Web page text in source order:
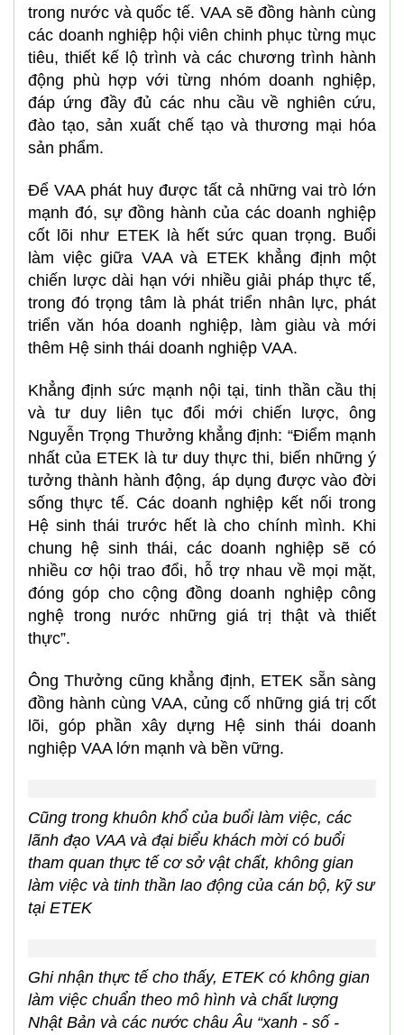
trong nước và quốc tế. VAA sẽ đồng hành cùng
các doanh nghiệp hội viên chinh phục từng mục
tiêu, thiết kế lộ trình và các chương trình hành
động phù hợp với từng nhóm doanh nghiệp,
đáp ứng đầy đủ các nhu cầu về nghiên cứu,
đào tạo, sản xuất chế tạo và thương mại hóa
sản phẩm.
Để VAA phát huy được tất cả những vai trò lớn
mạnh đó, sự đồng hành của các doanh nghiệp
cốt lõi như ETEK là hết sức quan trọng. Buổi
làm việc giữa VAA và ETEK khẳng định một
chiến lược dài hạn với nhiều giải pháp thực tế,
trong đó trọng tâm là phát triển nhân lực, phát
triển văn hóa doanh nghiệp, làm giàu và mới
thêm Hệ sinh thái doanh nghiệp VAA.
Khẳng định sức mạnh nội tại, tinh thần cầu thị
và tư duy liên tục đổi mới chiến lược, ông
Nguyễn Trọng Thưởng khẳng định: “Điểm mạnh
nhất của ETEK là tư duy thực thi, biến những ý
tưởng thành hành động, áp dụng được vào đời
sống thực tế. Các doanh nghiệp kết nối trong
Hệ sinh thái trước hết là cho chính mình. Khi
chung hệ sinh thái, các doanh nghiệp sẽ có
nhiều cơ hội trao đổi, hỗ trợ nhau về mọi mặt,
đóng góp cho cộng đồng doanh nghiệp công
nghệ trong nước những giá trị thật và thiết
thực”.
Ông Thưởng cũng khẳng định, ETEK sẵn sàng
đồng hành cùng VAA, củng cố những giá trị cốt
lõi, góp phần xây dựng Hệ sinh thái doanh
nghiệp VAA lớn mạnh và bền vững.
Cũng trong khuôn khổ của buổi làm việc, các
lãnh đạo VAA và đại biểu khách mời có buổi